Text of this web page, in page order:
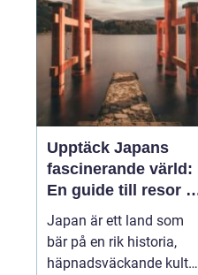
Upptäck Japans
fascinerande värld:
En guide till resor i
japan
Japan är ett land som
bär på en rik historia,
häpnadsväckande kultur